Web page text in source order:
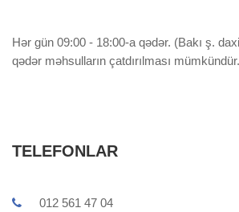
Hər gün 09:00 - 18:00-a qədər. (Bakı ş.
qədər məhsulların çatdırılması
TELEFONLAR
012 561 47 04